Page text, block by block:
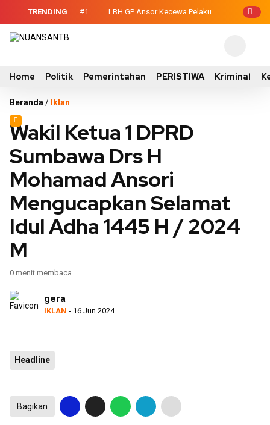
TRENDING #1 LBH GP Ansor Kecewa Pelaku
Temukan Kondisi
Home Politik Pemerintahan PERISTIWA Kriminal
Beranda / Iklan
Wakil Ketua 1 DPRD
Sumbawa Drs H
Mohamad Ansori
Mengucapkan Selamat
Idul Adha 1445 H / 2024
M
0 menit membaca
gera
IKLAN - 16 Jun 2024
Headline
Bagikan